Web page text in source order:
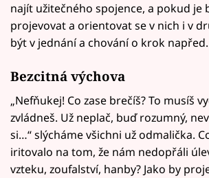
najít užitečného spojence, a pokud je
projevovat a orientovat se v nich i v
být v jednání a chování o krok napřed.
Bezcitná výchova
„Nefňukej! Co zase brečíš? To musíš
zvládneš. Už neplač, buď rozumný,
si…“ slýcháme všichni už odmalička.
iritovalo na tom, že nám nedopřáli
vzteku, zoufalství, hanby? Jako by